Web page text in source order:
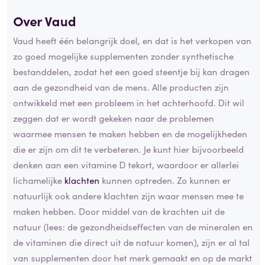
Over Vaud
Vaud heeft één belangrijk doel, en dat is het verkopen van
zo goed mogelijke supplementen zonder synthetische
bestanddelen, zodat het een goed steentje bij kan dragen
aan de gezondheid van de mens. Alle producten zijn
ontwikkeld met een probleem in het achterhoofd. Dit wil
zeggen dat er wordt gekeken naar de problemen
waarmee mensen te maken hebben en de mogelijkheden
die er zijn om dit te verbeteren. Je kunt hier bijvoorbeeld
denken aan een vitamine D tekort, waardoor er allerlei
lichamelijke klachten kunnen optreden. Zo kunnen er
natuurlijk ook andere klachten zijn waar mensen mee te
maken hebben. Door middel van de krachten uit de
natuur (lees: de gezondheidseffecten van de mineralen en
de vitaminen die direct uit de natuur komen), zijn er al tal
van supplementen door het merk gemaakt en op de markt